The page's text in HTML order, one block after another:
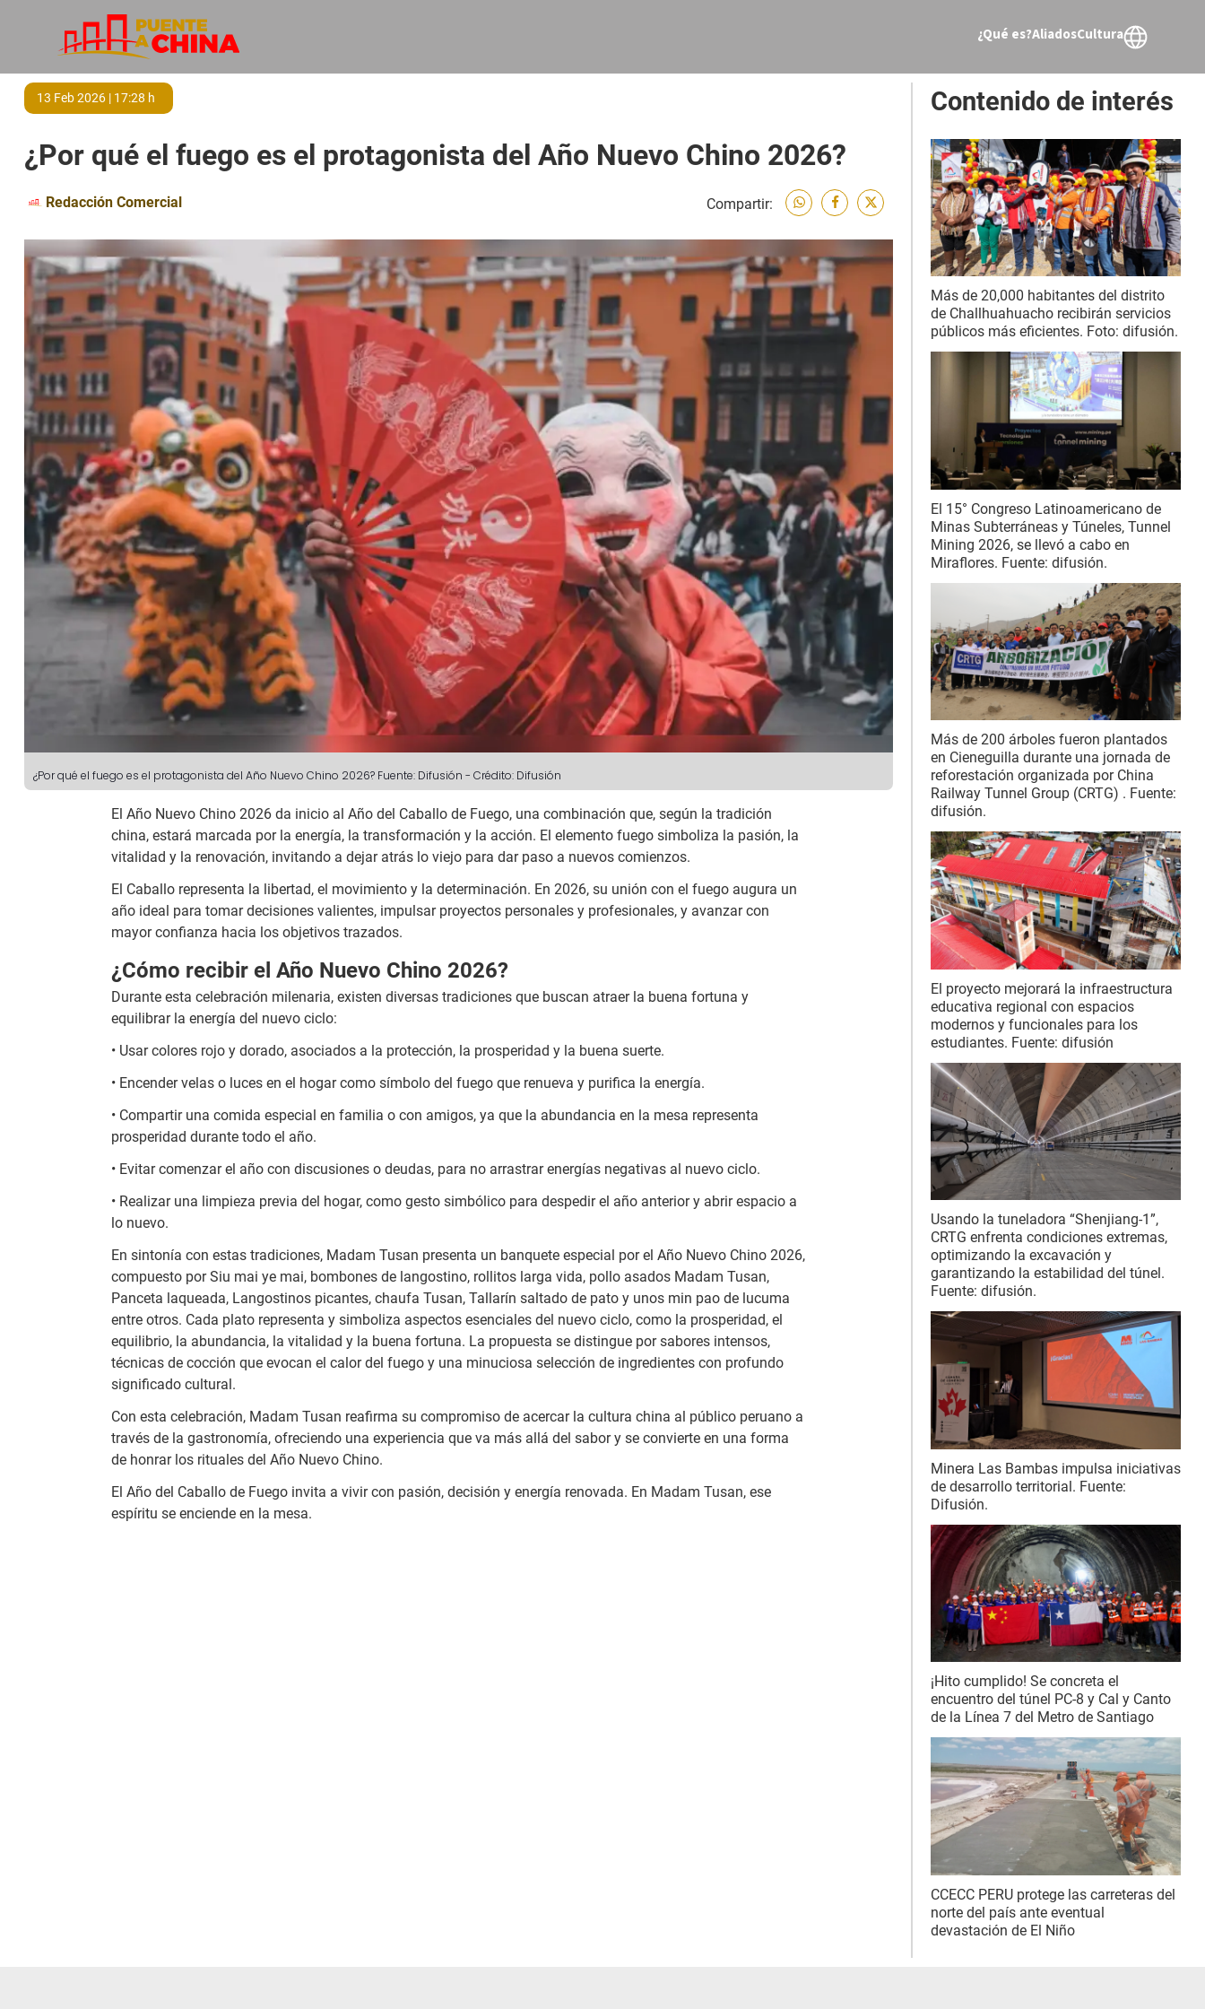
¿Qué es?AliadosCultura
13 Feb 2026 | 17:28 h
¿Por qué el fuego es el protagonista del Año Nuevo Chino 2026?
Redacción Comercial Compartir:
¿Por qué el fuego es el protagonista del Año Nuevo Chino 2026? Fuente: Difusión - Crédito: Difusión
El Año Nuevo Chino 2026 da inicio al Año del Caballo de Fuego, una combinación que, según la tradición
china, estará marcada por la energía, la transformación y la acción. El elemento fuego simboliza la pasión, la
vitalidad y la renovación, invitando a dejar atrás lo viejo para dar paso a nuevos comienzos.
El Caballo representa la libertad, el movimiento y la determinación. En 2026, su unión con el fuego augura un
año ideal para tomar decisiones valientes, impulsar proyectos personales y profesionales, y avanzar con
mayor confianza hacia los objetivos trazados.
¿Cómo recibir el Año Nuevo Chino 2026?
Durante esta celebración milenaria, existen diversas tradiciones que buscan atraer la buena fortuna y
equilibrar la energía del nuevo ciclo:
• Usar colores rojo y dorado, asociados a la protección, la prosperidad y la buena suerte.
• Encender velas o luces en el hogar como símbolo del fuego que renueva y purifica la energía.
• Compartir una comida especial en familia o con amigos, ya que la abundancia en la mesa representa
prosperidad durante todo el año.
• Evitar comenzar el año con discusiones o deudas, para no arrastrar energías negativas al nuevo ciclo.
• Realizar una limpieza previa del hogar, como gesto simbólico para despedir el año anterior y abrir espacio a
lo nuevo.
En sintonía con estas tradiciones, Madam Tusan presenta un banquete especial por el Año Nuevo Chino 2026,
compuesto por Siu mai ye mai, bombones de langostino, rollitos larga vida, pollo asados Madam Tusan,
Panceta laqueada, Langostinos picantes, chaufa Tusan, Tallarín saltado de pato y unos min pao de lucuma
entre otros. Cada plato representa y simboliza aspectos esenciales del nuevo ciclo, como la prosperidad, el
equilibrio, la abundancia, la vitalidad y la buena fortuna. La propuesta se distingue por sabores intensos,
técnicas de cocción que evocan el calor del fuego y una minuciosa selección de ingredientes con profundo
significado cultural.
Con esta celebración, Madam Tusan reafirma su compromiso de acercar la cultura china al público peruano a
través de la gastronomía, ofreciendo una experiencia que va más allá del sabor y se convierte en una forma
de honrar los rituales del Año Nuevo Chino.
El Año del Caballo de Fuego invita a vivir con pasión, decisión y energía renovada. En Madam Tusan, ese
espíritu se enciende en la mesa.
Contenido de interés
Más de 20,000 habitantes del distrito
de Challhuahuacho recibirán servicios
públicos más eficientes. Foto: difusión.
El 15° Congreso Latinoamericano de
Minas Subterráneas y Túneles, Tunnel
Mining 2026, se llevó a cabo en
Miraflores. Fuente: difusión.
Más de 200 árboles fueron plantados
en Cieneguilla durante una jornada de
reforestación organizada por China
Railway Tunnel Group (CRTG) . Fuente:
difusión.
El proyecto mejorará la infraestructura
educativa regional con espacios
modernos y funcionales para los
estudiantes. Fuente: difusión
Usando la tuneladora “Shenjiang-1”,
CRTG enfrenta condiciones extremas,
optimizando la excavación y
garantizando la estabilidad del túnel.
Fuente: difusión.
Minera Las Bambas impulsa iniciativas
de desarrollo territorial. Fuente:
Difusión.
¡Hito cumplido! Se concreta el
encuentro del túnel PC-8 y Cal y Canto
de la Línea 7 del Metro de Santiago
CCECC PERU protege las carreteras del
norte del país ante eventual
devastación de El Niño